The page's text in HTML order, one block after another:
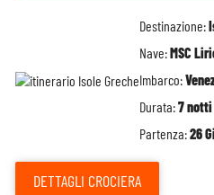
Destinazione:
Nave:MSC
Imbarco:
Durata:7 notti
Partenza:26
DETTAGLI CROCIERA